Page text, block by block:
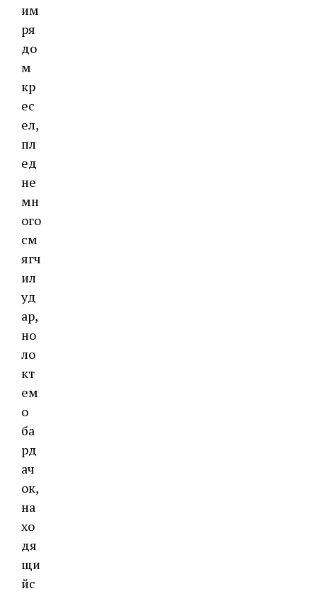
им
ря
до
м
кр
ес
ел,
пл
ед
не
мн
ого
см
ягч
ил
уд
ар,
но
ло
кт
ем
о
ба
рд
ач
ок,
на
хо
дя
щи
йс